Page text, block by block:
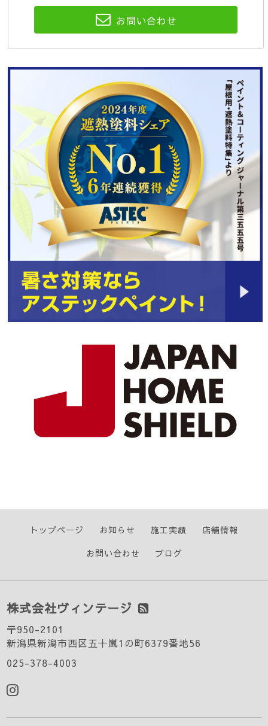
お問い合わせ
トップページ お知らせ 施工実績
店舗情報
お問い合わせ
ブログ
株式会社ヴィンテージ
〒950-2101
新潟県新潟市西区五十嵐1の町6379番地56
025-378-4003